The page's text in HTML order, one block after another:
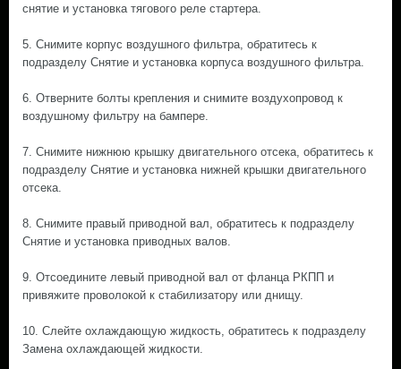
снятие и установка тягового реле стартера.
5. Снимите корпус воздушного фильтра, обратитесь к
подразделу Снятие и установка корпуса воздушного фильтра.
6. Отверните болты крепления и снимите воздухопровод к
воздушному фильтру на бампере.
7. Снимите нижнюю крышку двигательного отсека, обратитесь к
подразделу Снятие и установка нижней крышки двигательного
отсека.
8. Снимите правый приводной вал, обратитесь к подразделу
Снятие и установка приводных валов.
9. Отсоедините левый приводной вал от фланца РКПП и
привяжите проволокой к стабилизатору или днищу.
10. Слейте охлаждающую жидкость, обратитесь к подразделу
Замена охлаждающей жидкости.